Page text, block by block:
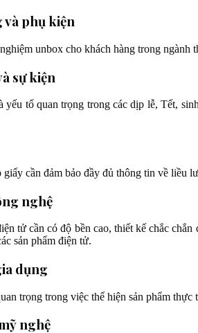
phụ kiện
unbox cho khách hàng trong ngành
sự kiện
yếu tố quan trọng trong các dịp lễ, Tết,
cần đảm bảo đầy đủ thông tin về liều
nghệ
tử cần có độ bền cao, thiết kế chắc
sản phẩm điện tử.
dụng
trọng trong việc thể hiện sản phẩm thực
nghệ